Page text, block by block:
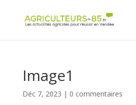
Image1
Déc 7, 2023 | 0 commentaires